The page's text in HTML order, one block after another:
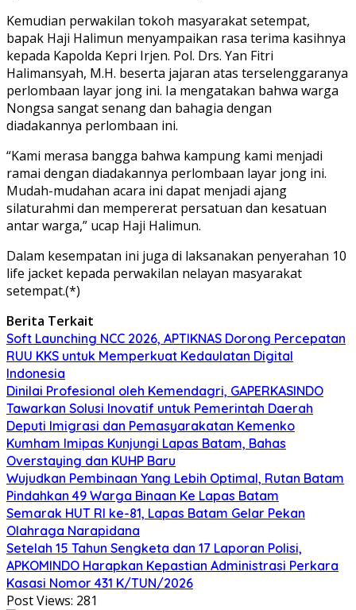
Kemudian perwakilan tokoh masyarakat setempat,
bapak Haji Halimun menyampaikan rasa terima kasihnya
kepada Kapolda Kepri Irjen. Pol. Drs. Yan Fitri
Halimansyah, M.H. beserta jajaran atas terselenggaranya
perlombaan layar jong ini. Ia mengatakan bahwa warga
Nongsa sangat senang dan bahagia dengan
diadakannya perlombaan ini.
“Kami merasa bangga bahwa kampung kami menjadi
ramai dengan diadakannya perlombaan layar jong ini.
Mudah-mudahan acara ini dapat menjadi ajang
silaturahmi dan mempererat persatuan dan kesatuan
antar warga,” ucap Haji Halimun.
Dalam kesempatan ini juga di laksanakan penyerahan 10
life jacket kepada perwakilan nelayan masyarakat
setempat.(*)
Berita Terkait
Soft Launching NCC 2026, APTIKNAS Dorong Percepatan
RUU KKS untuk Memperkuat Kedaulatan Digital
Indonesia
Dinilai Profesional oleh Kemendagri, GAPERKASINDO
Tawarkan Solusi Inovatif untuk Pemerintah Daerah
Deputi Imigrasi dan Pemasyarakatan Kemenko
Kumham Imipas Kunjungi Lapas Batam, Bahas
Overstaying dan KUHP Baru
Wujudkan Pembinaan Yang Lebih Optimal, Rutan Batam
Pindahkan 49 Warga Binaan Ke Lapas Batam
Semarak HUT RI ke-81, Lapas Batam Gelar Pekan
Olahraga Narapidana
Setelah 15 Tahun Sengketa dan 17 Laporan Polisi,
APKOMINDO Harapkan Kepastian Administrasi Perkara
Kasasi Nomor 431 K/TUN/2026
Post Views: 281